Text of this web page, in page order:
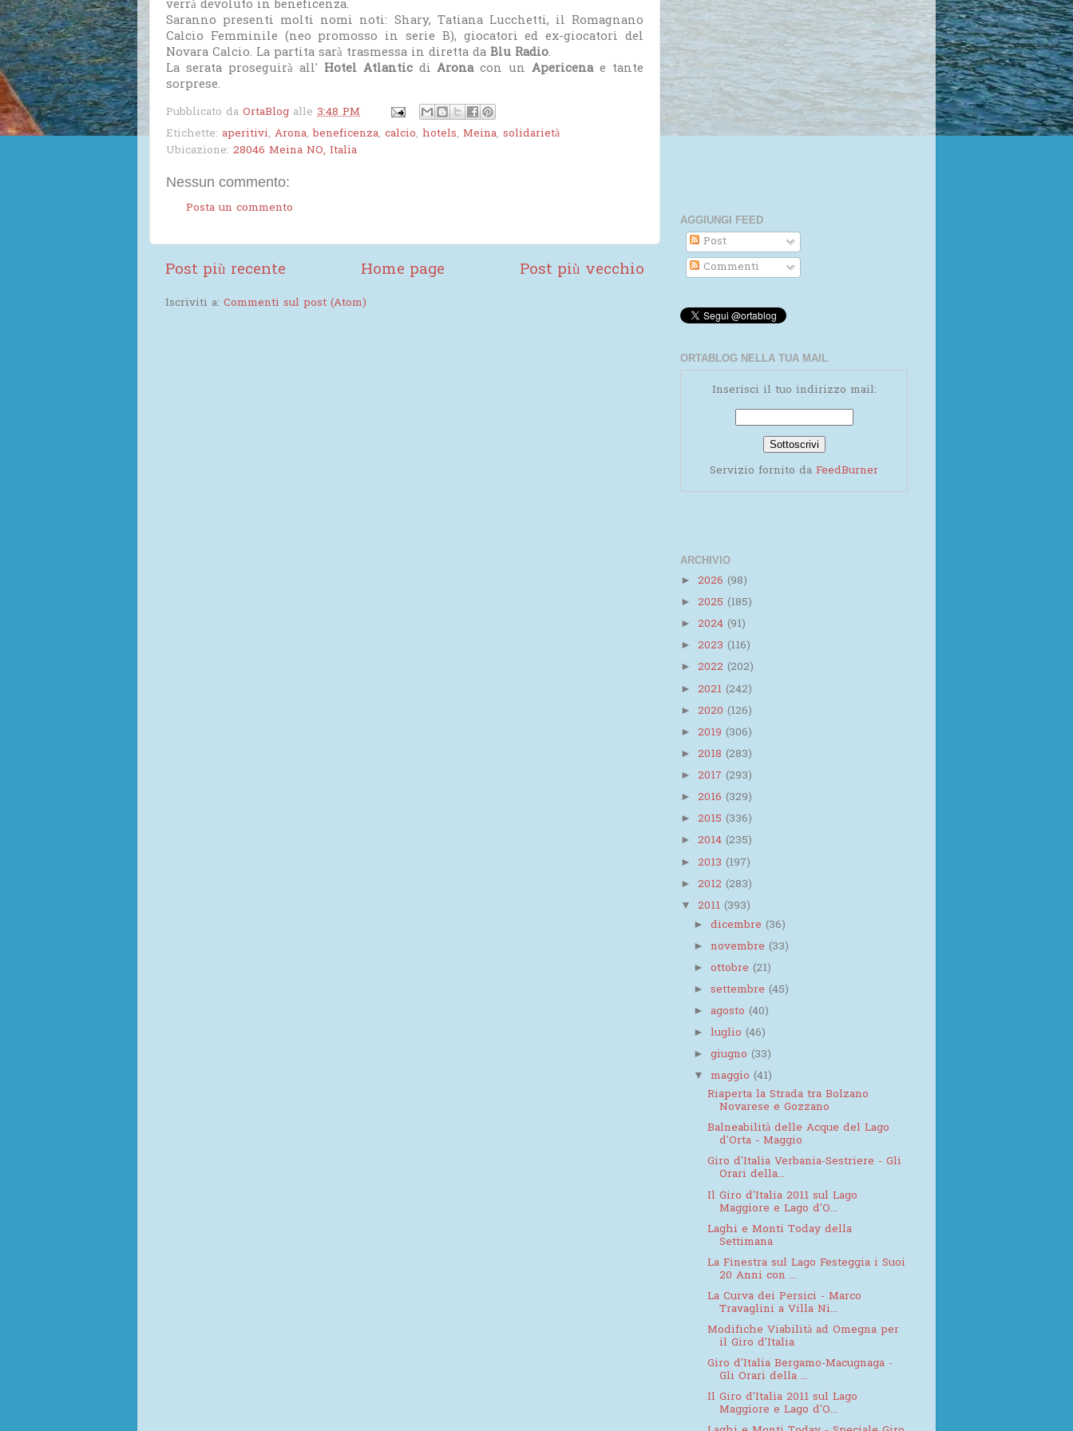
verrà devoluto in beneficenza.
Saranno presenti molti nomi noti: Shary, Tatiana Lucchetti, il Romagnano
Calcio Femminile (neo promosso in serie B), giocatori ed ex-giocatori del
Novara Calcio. La partita sarà trasmessa in diretta da Blu Radio.
La serata proseguirà all' Hotel Atlantic diAronacon unApericenae tante
sorprese.
Pubblicato da OrtaBlog alle 3:48 PM
Etichette: aperitivi, Arona,beneficenza, calcio, hotels, Meina, solidarietà
Ubicazione: 28046 Meina NO, Italia
Nessun commento:
Posta un commento
Post più recente Post più vecchio
Home page
Iscriviti a: Commenti sul post (Atom)
AGGIUNGI FEED
Post
Commenti
ORTABLOG NELLA TUA MAIL
Inserisci il tuo indirizzo mail:
Servizio fornito da FeedBurner
ARCHIVIO
► 2026 (98)
► 2025 (185)
► 2024 (91)
► 2023 (116)
► 2022 (202)
► 2021 (242)
► 2020 (126)
► 2019 (306)
► 2018 (283)
► 2017 (293)
► 2016 (329)
► 2015 (336)
► 2014 (235)
► 2013 (197)
► 2012 (283)
▼ 2011 (393)
►dicembre(36)
►novembre(33)
►ottobre(21)
►settembre(45)
►agosto(40)
►luglio(46)
►giugno(33)
▼maggio(41)
Riaperta la Strada tra Bolzano
Novarese e Gozzano
Balneabilità delle Acque del Lago
d'Orta - Maggio
Giro d'Italia Verbania-Sestriere - Gli
Orari della...
Il Giro d'Italia 2011 sul Lago
Maggiore e Lago d'O...
Laghi e Monti Today della
Settimana
La Finestra sul Lago Festeggia i Suoi
20 Anni con ...
La Curva dei Persici - Marco
Travaglini a Villa Ni...
Modifiche Viabilità ad Omegna per
il Giro d'Italia
Giro d'Italia Bergamo-Macugnaga -
Gli Orari della ...
Il Giro d'Italia 2011 sul Lago
Maggiore e Lago d'O...